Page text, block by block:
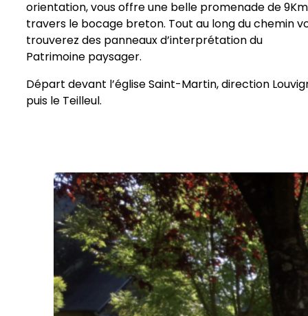
orientation, vous offre une belle promenade de
travers le bocage breton. Tout au long du chemin
trouverez des panneaux d’interprétation du
Patrimoine paysager.
Départ devant l’église Saint-Martin, direction
puis le Teilleul.